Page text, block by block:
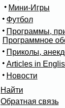
Мини-Игры
Футбол
Программы,
Программное
Приколы,
Articles in
Новости
Найти
Обратная связь